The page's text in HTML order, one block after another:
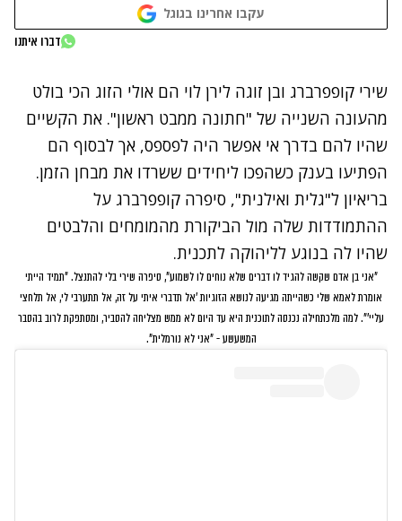
עקבו אחרינו בגוגל
נתקלנו בבעיה
דברו איתנו
שירי קופפרברג ובן זוגה לירן לוי הם אולי הזוג הכי בולט
מהעונה השנייה של "חתונה ממבט ראשון". את הקשיים
שהיו להם בדרך אי אפשר היה לפספס, אך לבסוף הם
הפתיעו בענק כשהפכו ליחידים ששרדו את מבחן הזמן.
בריאיון ל"גלית ואילנית", סיפרה קופפרברג על
ההתמודדות שלה מול הביקורת מהמומחים והלבטים
שהיו לה בנוגע לליהוקה לתכנית.
"אני בן אדם שקשה להגיד לו דברים שלא נוחים לו לשמוע", סיפרה שירי בלי להתנצל. "תמיד הייתי
אומרת לאמא שלי כשהייתה מגיעה לנושא הזוגיות 'אל תדברי איתי על זה, אל תתערבי לי, אל תלחצי
עליי'". למה מלכתחילה נכנסה לתוכנית היא עד היום לא ממש מצליחה להסביר, ומסתפקת לרוב בהסבר
המשעשע - "אני לא נורמלית".